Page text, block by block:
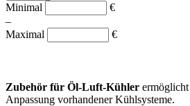
Minimal
€
–
Maximal
€
Zubehör für Öl-Luft-Kühler
Anpassung vorhandener Kühlsysteme.